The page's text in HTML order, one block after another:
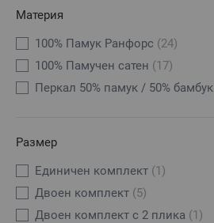
Материя
100% Памук Ранфорс (24)
100% Памучен сатен (17)
Перкал 50% памук / 50% бамбук
Размер
Единичен комплект (1)
Двоен комплект (5)
Двоен комплект с 2 плика (1)